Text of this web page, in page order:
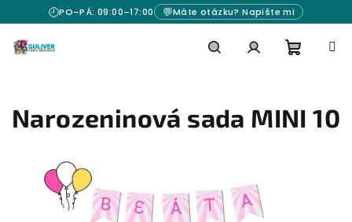
na
obsah
🕘PO–PÁ: 09:00–17:00 💬Máte otázku? Napište mi
košík
Narozeninová sada MINI 10